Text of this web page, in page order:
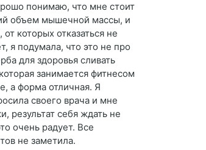
понимаю, что мне стоит
объем мышечной массы, и
которых отказаться не
я подумала, что это не про
для здоровья сливать
занимается фитнесом
а форма отличная. Я
своего врача и мне
результат себя ждать не
очень радует. Все
не заметила.